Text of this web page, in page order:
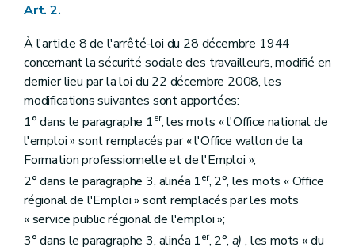
Art. 55
Art. 57
Art. 58
Art. 59
Art. 60
Chapitre XII Loi du 5 septembre 2001 visant à améliorer le taux d'emploi des travailleurs
Art. 61
Art. 62
Art. 63
Art. 64
Art. 65
Art. 66
Art. 67
Art. 68
Art. 69
Art. 2.
À l'article 8 de l'arrêté-loi du 28 décembre 1944
concernant la sécurité sociale des travailleurs, modifié en
dernier lieu par la loi du 22 décembre 2008, les
modifications suivantes sont apportées:
1° dans le paragraphe 1er, les mots « l'Office national de
l'emploi » sont remplacés par « l'Office wallon de la
Formation professionnelle et de l'Emploi »;
2° dans le paragraphe 3, alinéa 1er, 2°, les mots « Office
régional de l'Emploi » sont remplacés par les mots
« service public régional de l'emploi »;
3° dans le paragraphe 3, alinéa 1er, 2°, a) , les mots « du